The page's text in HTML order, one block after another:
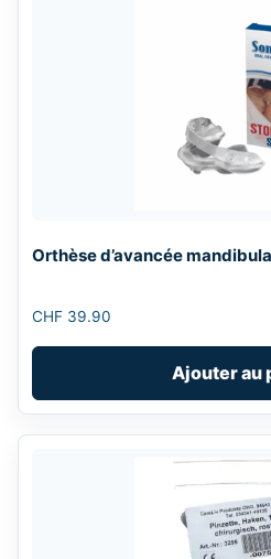
Orthèse d’avancée
CHF 39.90
Ajouter au